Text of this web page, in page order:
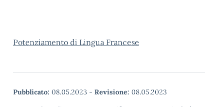
Potenziamento di Lingua Francese
Pubblicato: 08.05.2023 - Revisione: 08.05.2023